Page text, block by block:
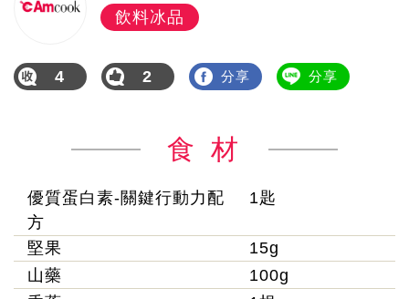
飲料冰品
4 2 分享 分享
食 材
優質蛋白素-關鍵行動力配
方
1匙
堅果
15g
山藥
100g